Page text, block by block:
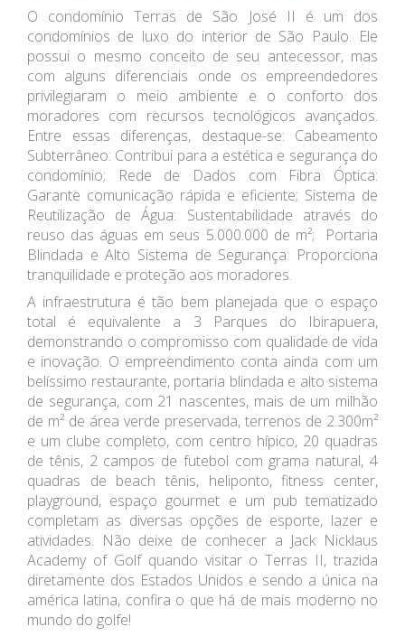
O condomínio Terras de São José II é um dos
condomínios de luxo do interior de São Paulo. Ele
possui o mesmo conceito de seu antecessor, mas
com alguns diferenciais onde os empreendedores
privilegiaram o meio ambiente e o conforto dos
moradores com recursos tecnológicos avançados.
Entre essas diferenças, destaque-se: Cabeamento
Subterrâneo: Contribui para a estética e segurança do
condomínio; Rede de Dados com Fibra Óptica:
Garante comunicação rápida e eficiente; Sistema de
Reutilização de Água: Sustentabilidade através do
reuso das águas em seus 5.000.000 de m²; Portaria
Blindada e Alto Sistema de Segurança: Proporciona
tranquilidade e proteção aos moradores.
A infraestrutura é tão bem planejada que o espaço
total é equivalente a 3 Parques do Ibirapuera,
demonstrando o compromisso com qualidade de vida
e inovação. O empreendimento conta ainda com um
belíssimo restaurante, portaria blindada e alto sistema
de segurança, com 21 nascentes, mais de um milhão
de m² de área verde preservada, terrenos de 2.300m²
e um clube completo, com centro hípico, 20 quadras
de tênis, 2 campos de futebol com grama natural, 4
quadras de beach tênis, heliponto, fitness center,
playground, espaço gourmet e um pub tematizado
completam as diversas opções de esporte, lazer e
atividades. Não deixe de conhecer a Jack Nicklaus
Academy of Golf quando visitar o Terras II, trazida
diretamente dos Estados Unidos e sendo a única na
américa latina, confira o que há de mais moderno no
mundo do golfe!